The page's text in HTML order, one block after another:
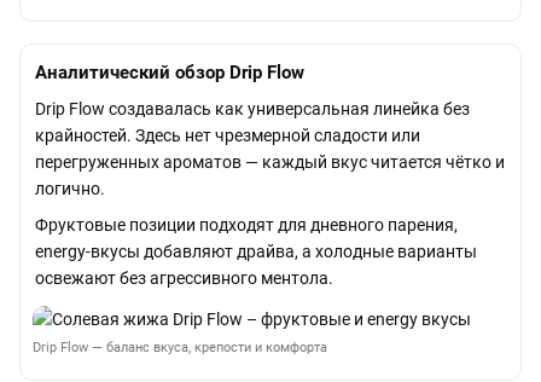
Аналитический обзор Drip Flow
Drip Flow создавалась как универсальная линейка без
крайностей. Здесь нет чрезмерной сладости или
перегруженных ароматов — каждый вкус читается чётко и
логично.
Фруктовые позиции подходят для дневного парения,
energy-вкусы добавляют драйва, а холодные варианты
освежают без агрессивного ментола.
Drip Flow — баланс вкуса, крепости и комфорта